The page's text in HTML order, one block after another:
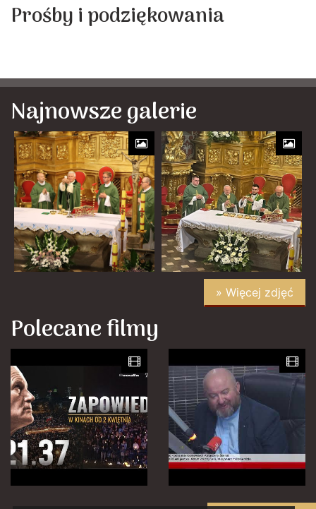
Prośby i podziękowania
Najnowsze galerie
» Więcej zdjęć
Polecane filmy